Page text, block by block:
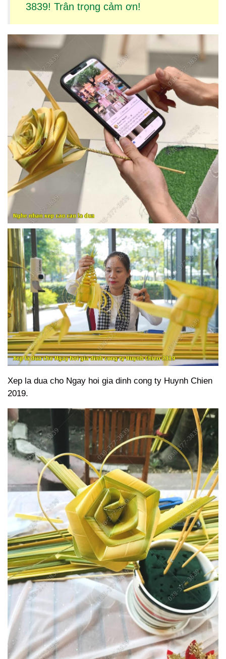
3839! Trân trọng cảm ơn!
Xep la dua cho Ngay hoi gia dinh cong ty Huynh Chien
2019.